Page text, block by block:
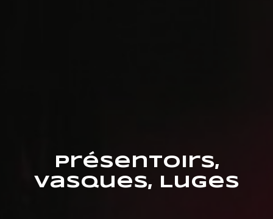
Présentoirs,
Vasques, Luges